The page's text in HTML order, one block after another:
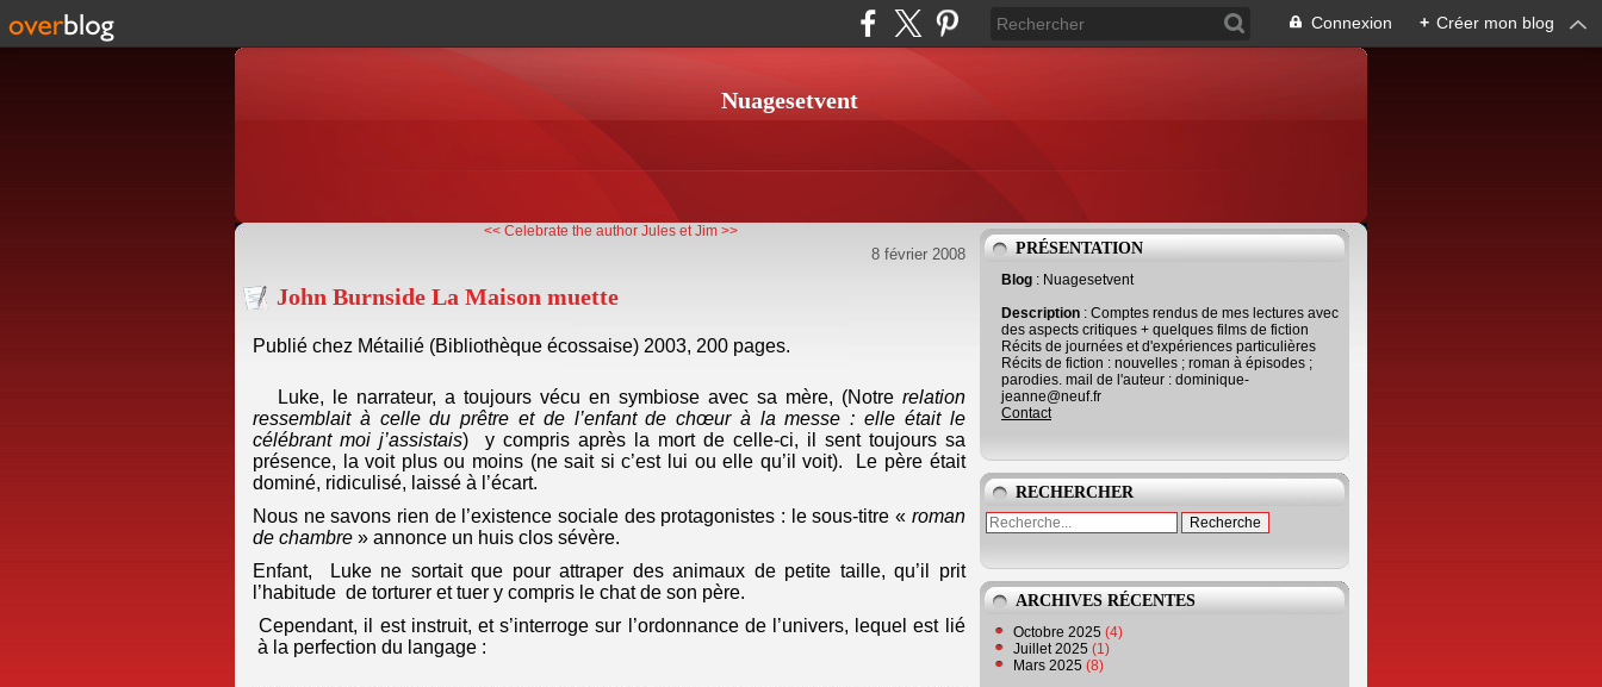
Connexion + Créer mon blog
Nuagesetvent
<< Celebrate the author Jules et Jim >>
8 février 2008
John Burnside La Maison muette
Publié chez Métailié (Bibliothèque écossaise) 2003, 200 pages.
Luke, le narrateur, a toujours vécu en symbiose avec sa mère, (Notre relation
ressemblait à celle du prêtre et de l’enfant de chœur à la messe : elle était le
célébrant moi j’assistais) y compris après la mort de celle-ci, il sent toujours sa
présence, la voit plus ou moins (ne sait si c’est lui ou elle qu’il voit). Le père était
dominé, ridiculisé, laissé à l’écart.
Nous ne savons rien de l’existence sociale des protagonistes : le sous-titre « roman
de chambre » annonce un huis clos sévère.
Enfant, Luke ne sortait que pour attraper des animaux de petite taille, qu’il prit
l’habitude de torturer et tuer y compris le chat de son père.
Cependant, il est instruit, et s’interroge sur l’ordonnance de l’univers, lequel est lié
à la perfection du langage :
PRÉSENTATION
Blog : Nuagesetvent
Description : Comptes rendus de mes lectures avec
des aspects critiques + quelques films de fiction
Récits de journées et d'expériences particulières
Récits de fiction : nouvelles ; roman à épisodes ;
parodies. mail de l'auteur : dominique-
jeanne@neuf.fr
Contact
RECHERCHER
ARCHIVES RÉCENTES
Octobre 2025 (4)
Juillet 2025 (1)
Mars 2025 (8)